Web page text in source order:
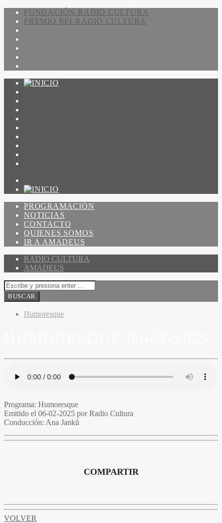
FUNDACIÓN RADIO CULTURA
PREMIO RFI-RADIO CULTURA
PROGRAMACIÓN
NOTICIAS
CONTACTO
QUIENES SOMOS
IR A AMADEUS
RADIO CULTURA
AMADEUS
Humoresque
Programa: Humoresque
Emitido el 06-02-2025 por Radio Cultura
Conducción: Ana Janků
COMPARTIR
VOLVER